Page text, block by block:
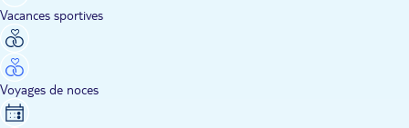
Vacances sportives
Voyages de noces